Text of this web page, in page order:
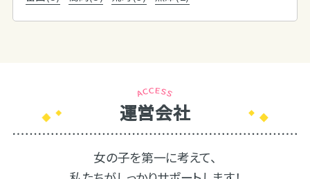
運営会社
女の子を第一に考えて、